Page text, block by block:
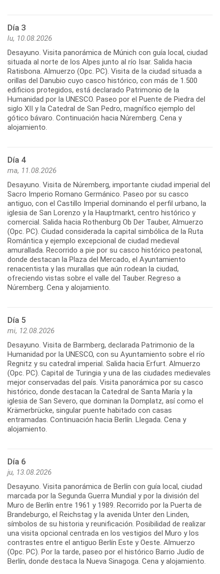
Día 3
lu, 10.08.2026
Desayuno. Visita panorámica de Múnich con guía local, ciudad
situada al norte de los Alpes junto al río Isar. Salida hacia
Ratisbona. Almuerzo (Opc. PC). Visita de la ciudad situada a
orillas del Danubio cuyo casco histórico, con más de 1.500
edificios protegidos, está declarado Patrimonio de la
Humanidad por la UNESCO. Paseo por el Puente de Piedra del
siglo XII y la Catedral de San Pedro, magnífico ejemplo del
gótico bávaro. Continuación hacia Núremberg. Cena y
alojamiento.
Día 4
ma, 11.08.2026
Desayuno. Visita de Núremberg, importante ciudad imperial del
Sacro Imperio Romano Germánico. Paseo por su casco
antiguo, con el Castillo Imperial dominando el perfil urbano, la
iglesia de San Lorenzo y la Hauptmarkt, centro histórico y
comercial. Salida hacia Rothenburg Ob Der Tauber, Almuerzo
(Opc. PC). Ciudad considerada la capital simbólica de la Ruta
Romántica y ejemplo excepcional de ciudad medieval
amurallada. Recorrido a pie por su casco histórico peatonal,
donde destacan la Plaza del Mercado, el Ayuntamiento
renacentista y las murallas que aún rodean la ciudad,
ofreciendo vistas sobre el valle del Tauber. Regreso a
Núremberg. Cena y alojamiento.
Día 5
mi, 12.08.2026
Desayuno. Visita de Barmberg, declarada Patrimonio de la
Humanidad por la UNESCO, con su Ayuntamiento sobre el río
Regnitz y su catedral imperial. Salida hacia Erfurt. Almuerzo
(Opc. PC). Capital de Turingia y una de las ciudades medievales
mejor conservadas del país. Visita panorámica por su casco
histórico, donde destacan la Catedral de Santa María y la
iglesia de San Severo, que dominan la Domplatz, así como el
Krämerbrücke, singular puente habitado con casas
entramadas. Continuación hacia Berlín. Llegada. Cena y
alojamiento.
Día 6
ju, 13.08.2026
Desayuno. Visita panorámica de Berlín con guía local, ciudad
marcada por la Segunda Guerra Mundial y por la división del
Muro de Berlín entre 1961 y 1989. Recorrido por la Puerta de
Brandeburgo, el Reichstag y la avenida Unter den Linden,
símbolos de su historia y reunificación. Posibilidad de realizar
una visita opcional centrada en los vestigios del Muro y los
contrastes entre el antiguo Berlín Este y Oeste. Almuerzo
(Opc. PC). Por la tarde, paseo por el histórico Barrio Judío de
Berlín, donde destaca la Nueva Sinagoga. Cena y alojamiento.